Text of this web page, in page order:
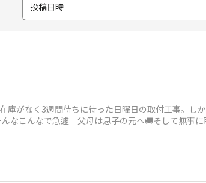
投稿日時
庫がなく3週間待ちに待った日曜日の取付工事。し
なこんなで急遽 父母は息子の元へ🚚そして無事